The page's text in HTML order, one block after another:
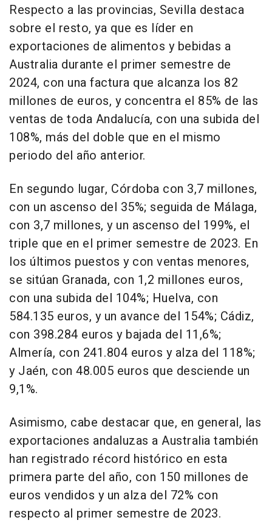
Respecto a las provincias, Sevilla destaca
sobre el resto, ya que es líder en
exportaciones de alimentos y bebidas a
Australia durante el primer semestre de
2024, con una factura que alcanza los 82
millones de euros, y concentra el 85% de las
ventas de toda Andalucía, con una subida del
108%, más del doble que en el mismo
periodo del año anterior.
En segundo lugar, Córdoba con 3,7 millones,
con un ascenso del 35%; seguida de Málaga,
con 3,7 millones, y un ascenso del 199%, el
triple que en el primer semestre de 2023. En
los últimos puestos y con ventas menores,
se sitúan Granada, con 1,2 millones euros,
con una subida del 104%; Huelva, con
584.135 euros, y un avance del 154%; Cádiz,
con 398.284 euros y bajada del 11,6%;
Almería, con 241.804 euros y alza del 118%;
y Jaén, con 48.005 euros que desciende un
9,1%.
Asimismo, cabe destacar que, en general, las
exportaciones andaluzas a Australia también
han registrado récord histórico en esta
primera parte del año, con 150 millones de
euros vendidos y un alza del 72% con
respecto al primer semestre de 2023.